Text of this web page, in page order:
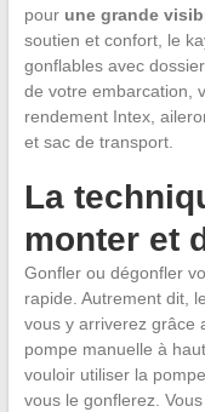
pour une grande
soutien et confort, le
gonflables avec
de votre embarcation,
rendement Intex,
et sac de transport.
La
monter et
Gonfler ou dégonfler
rapide. Autrement dit,
vous y arriverez grâce
pompe manuelle à
vouloir utiliser la
vous le gonflerez.